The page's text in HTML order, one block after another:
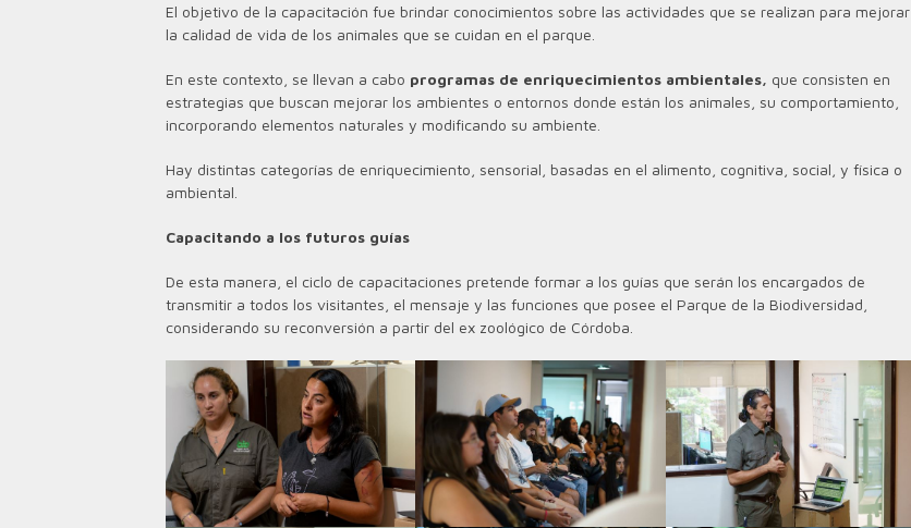
El objetivo de la capacitación fue brindar conocimientos sobre las actividades que se realizan para mejorar
la calidad de vida de los animales que se cuidan en el parque.
En este contexto, se llevan a cabo programas de enriquecimientos ambientales, que consisten en
estrategias que buscan mejorar los ambientes o entornos donde están los animales, su comportamiento,
incorporando elementos naturales y modificando su ambiente.
Hay distintas categorías de enriquecimiento, sensorial, basadas en el alimento, cognitiva, social, y física o
ambiental.
Capacitando a los futuros guías
De esta manera, el ciclo de capacitaciones pretende formar a los guías que serán los encargados de
transmitir a todos los visitantes, el mensaje y las funciones que posee el Parque de la Biodiversidad,
considerando su reconversión a partir del ex zoológico de Córdoba.